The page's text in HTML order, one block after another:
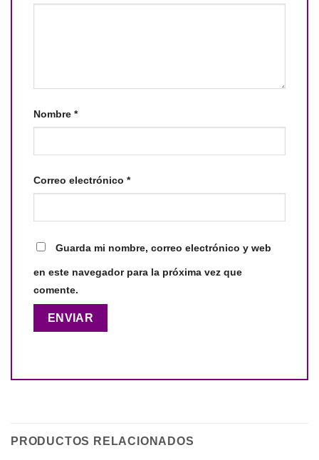
Nombre *
Correo electrónico *
Guarda mi nombre, correo electrónico y web
en este navegador para la próxima vez que
comente.
PRODUCTOS RELACIONADOS